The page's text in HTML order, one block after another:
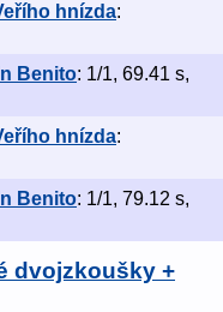
hnízda:
Benito: 1/1, 69.41 s,
hnízda:
Benito: 1/1, 79.12 s,
dvojzkoušky +